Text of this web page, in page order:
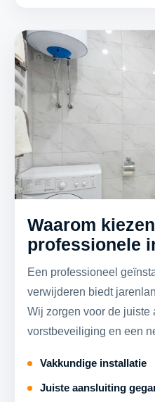
Waarom
professionele
Een professioneel
verwijderen biedt
Wij zorgen voor de juiste
vorstbeveiliging en een
Vakkundige installatie
Juiste aansluiting